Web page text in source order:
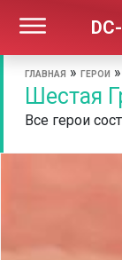
ГЛАВНАЯ » ГЕРОИ »
Шестая
Все герои